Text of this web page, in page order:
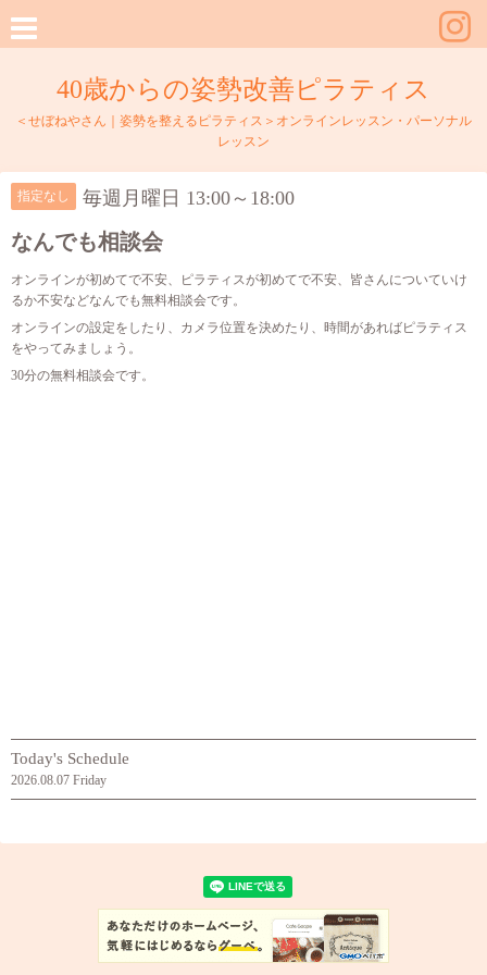
40歳からの姿勢改善ピラティス
＜せぼねやさん｜姿勢を整えるピラティス＞オンラインレッスン・パーソナル
レッスン
指定なし 毎週月曜日 13:00～18:00
なんでも相談会
オンラインが初めてで不安、ピラティスが初めてで不安、皆さんについていけ
るか不安などなんでも無料相談会です。
オンラインの設定をしたり、カメラ位置を決めたり、時間があればピラティス
をやってみましょう。
30分の無料相談会です。
Today's Schedule
2026.08.07 Friday